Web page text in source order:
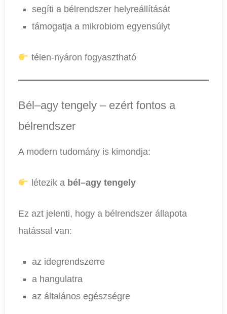
segíti a bélrendszer helyreállítását
támogatja a mikrobiom egyensúlyt
télen-nyáron fogyasztható
Bél–agy tengely – ezért fontos a
bélrendszer
A modern tudomány is kimondja:
létezik a bél–agy tengely
Ez azt jelenti, hogy a bélrendszer állapota
hatással van:
az idegrendszerre
a hangulatra
az általános egészségre